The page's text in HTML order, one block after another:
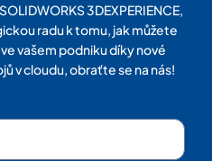
3DEXPERIENCE,
radu k tomu, jak můžete
vašem podniku díky nové
v cloudu, obraťte se na nás!